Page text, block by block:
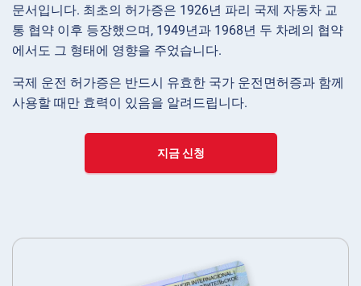
문서입니다. 최초의 허가증은 1926년 파리 국제 자동차 교
통 협약 이후 등장했으며, 1949년과 1968년 두 차례의 협약
에서도 그 형태에 영향을 주었습니다.
국제 운전 허가증은 반드시 유효한 국가 운전면허증과 함께
사용할 때만 효력이 있음을 알려드립니다.
지금 신청